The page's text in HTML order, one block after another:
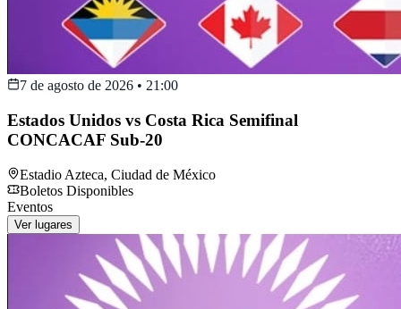
7 de agosto de 2026 • 21:00
Estados Unidos vs Costa Rica Semifinal
CONCACAF Sub-20
Estadio Azteca, Ciudad de México
Boletos Disponibles
Eventos
Ver lugares